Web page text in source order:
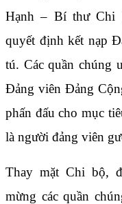
Hạnh – Bí thư Chi
quyết định kết nạp
tú. Các quần chúng
Đảng viên Đảng
phấn đấu cho mục
là người đảng viên
Thay mặt Chi bộ,
mừng các quần